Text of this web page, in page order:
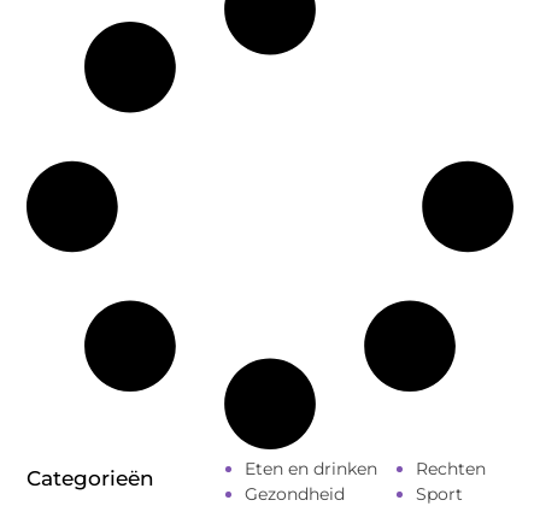
Categorieën
Eten en drinken
Gezondheid
Rechten
Sport